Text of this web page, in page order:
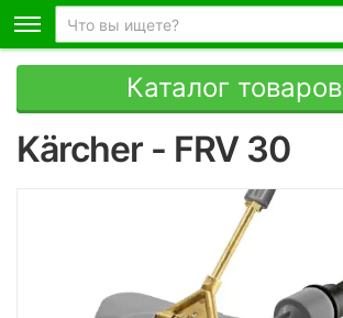
Каталог товаров
Kärcher - FRV 30